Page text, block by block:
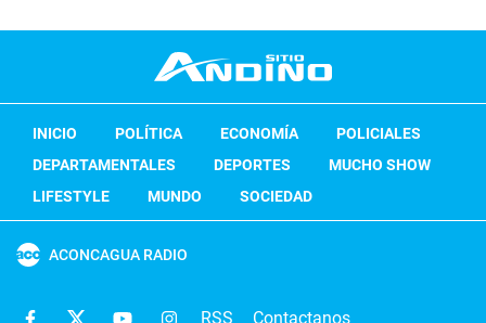
INICIO POLÍTICA ECONOMÍA
POLICIALES
DEPARTAMENTALES
DEPORTES
MUCHO SHOW
LIFESTYLE
MUNDO SOCIEDAD
ACONCAGUA RADIO
RSS Contactanos